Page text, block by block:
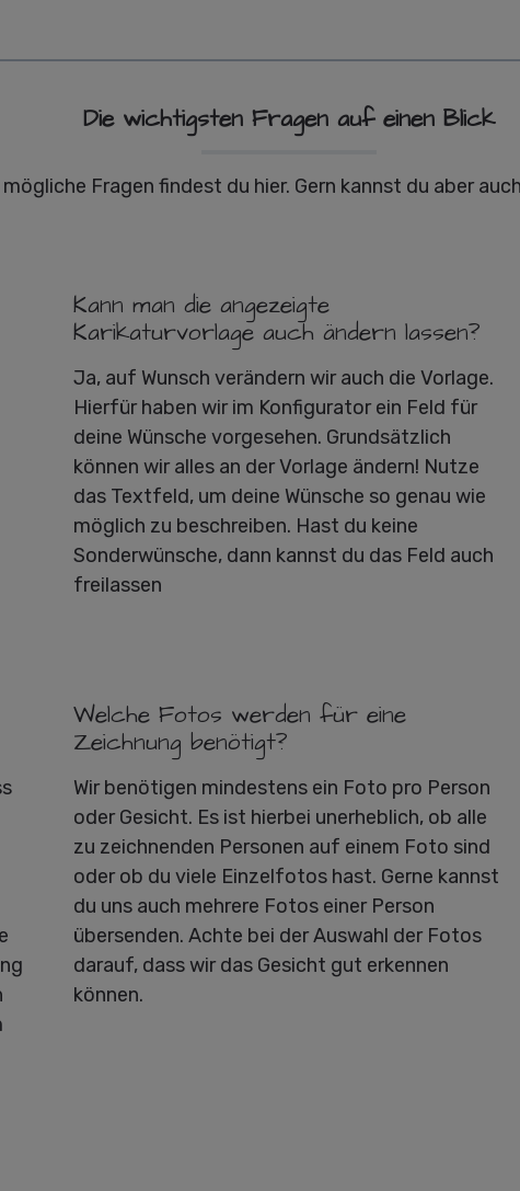
Die wichtigsten Fragen auf einen Blick
Fragen findest du hier. Gern kannst du aber
Kann man die angezeigte
Karikaturvorlage auch ändern lassen?
Ja, auf Wunsch verändern wir auch die Vorlage.
Hierfür haben wir im Konfigurator ein Feld für
deine Wünsche vorgesehen. Grundsätzlich
können wir alles an der Vorlage ändern! Nutze
das Textfeld, um deine Wünsche so genau wie
möglich zu beschreiben. Hast du keine
Sonderwünsche, dann kannst du das Feld auch
freilassen
Welche Fotos werden für eine
Zeichnung benötigt?
Wir benötigen mindestens ein Foto pro Person
oder Gesicht. Es ist hierbei unerheblich, ob alle
zu zeichnenden Personen auf einem Foto sind
oder ob du viele Einzelfotos hast. Gerne kannst
du uns auch mehrere Fotos einer Person
übersenden. Achte bei der Auswahl der Fotos
darauf, dass wir das Gesicht gut erkennen
können.